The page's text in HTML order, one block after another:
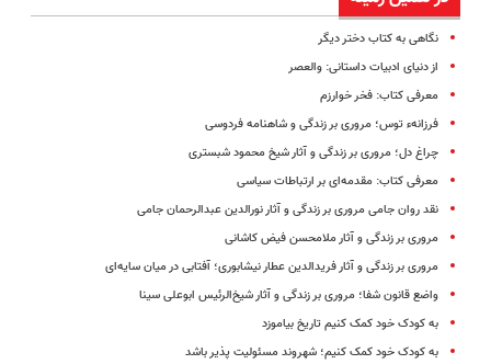
نگاهی به کتاب دختر دیگر
از دنیای ادبیات داستانی: والعصر
معرفی کتاب: فخر خوارزم
فرزانهء توس؛ مروری بر زندگی و شاهنامه فردوسی
چراغ دل؛ مروری بر زندگی و آثار شیخ محمود شبستری
معرفی کتاب: مقدمه‌ای بر ارتباطات سیاسی
نقد روان جامى مروری بر زندگی و آثار نورالدین عبدالرحمان جامی
مروری بر زندگی و آثار ملامحسن فیض کاشانی
مروری بر زندگی و آثار فریدالدین عطار نیشابوری؛ آفتابی در میان سایه‌ای
واضع قانون شفا؛ مروری بر زندگی و آثار شیخ‌الرئیس ابوعلی سینا
به کودک خود کمک کنیم تاریخ بیاموزد
به کودک خود کمک کنیم؛ شهروند مسئولیت پذیر باشد